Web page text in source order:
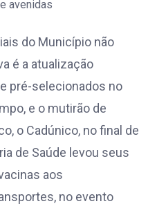
avenidas
do Município não
é a atualização
pré-selecionados no
e o mutirão de
o Cadúnico, no final de
de Saúde levou seus
aos
no evento